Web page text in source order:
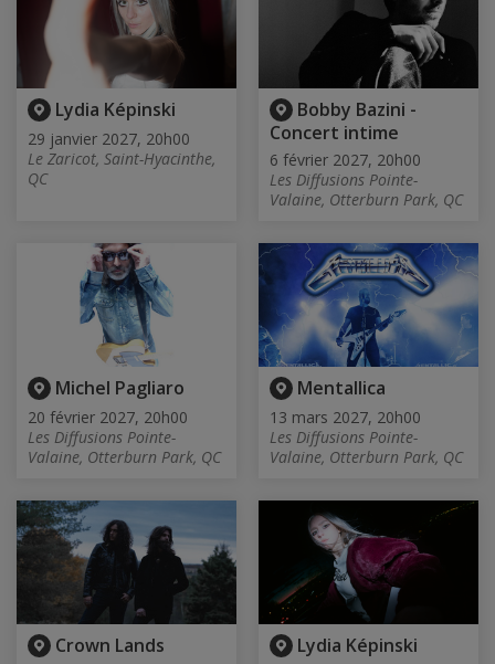
Lydia Képinski
29 janvier 2027, 20h00
Le Zaricot, Saint-Hyacinthe,
QC
Bobby Bazini -
Concert intime
6 février 2027, 20h00
Les Diffusions Pointe-
Valaine, Otterburn Park, QC
Michel Pagliaro
20 février 2027, 20h00
Les Diffusions Pointe-
Valaine, Otterburn Park, QC
Mentallica
13 mars 2027, 20h00
Les Diffusions Pointe-
Valaine, Otterburn Park, QC
Crown Lands Lydia Képinski